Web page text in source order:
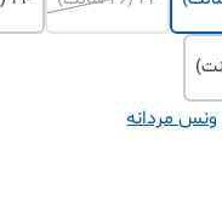
ونس مردانه